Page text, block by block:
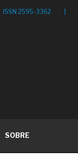
ISSN 2595-3362
SOBRE